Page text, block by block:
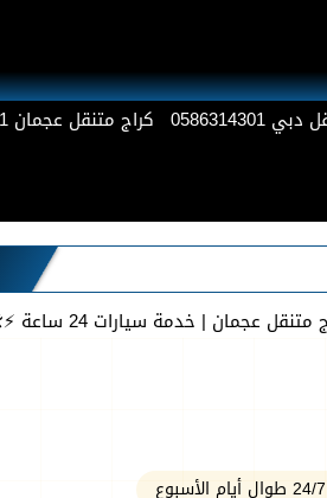
كراج متنقل عجمان 0586314301
عجمان | خدمة سيارات 24 ساعة ⚡️🛠